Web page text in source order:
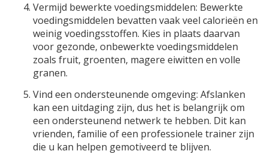
Vermijd bewerkte voedingsmiddelen: Bewerkte
voedingsmiddelen bevatten vaak veel calorieën en
weinig voedingsstoffen. Kies in plaats daarvan
voor gezonde, onbewerkte voedingsmiddelen
zoals fruit, groenten, magere eiwitten en volle
granen.
Vind een ondersteunende omgeving: Afslanken
kan een uitdaging zijn, dus het is belangrijk om
een ​​ondersteunend netwerk te hebben. Dit kan
vrienden, familie of een professionele trainer zijn
die u kan helpen gemotiveerd te blijven.